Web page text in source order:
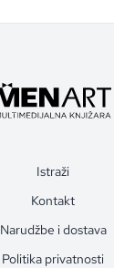
Istraži
Kontakt
Narudžbe i dostava
Politika privatnosti